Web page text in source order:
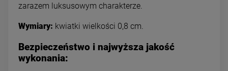
zarazem luksusowym charakterze.
Wymiary: kwiatki wielkości 0,8 cm.
Bezpieczeństwo i najwyższa jakość
wykonania: